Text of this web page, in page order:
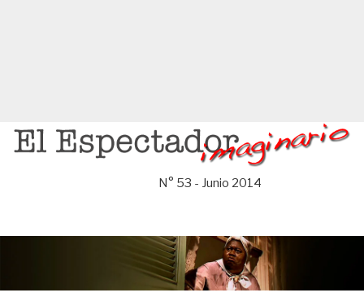
Saltar
N° 53 - Junio 2014